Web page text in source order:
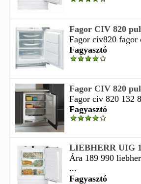
Fagor CIV 820
Fagor civ820 fagor
Fagyasztó
Fagor CIV 820
Fagor civ 820 132
Fagyasztó
LIEBHERR UIG
Ára 189 990
...
Fagyasztó